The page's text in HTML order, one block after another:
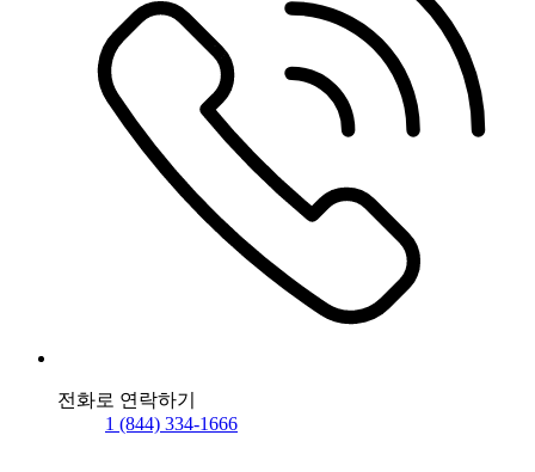
전화로 연락하기
1 (844) 334-1666